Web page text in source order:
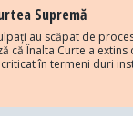
Supremă
au scăpat de
că Înalta Curte a extins
criticat în termeni duri